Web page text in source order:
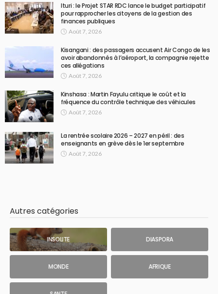
Ituri : le Projet STAR RDC lance le budget participatif
pour rapprocher les citoyens de la gestion des
finances publiques
Août 7, 2026
Kisangani : des passagers accusent Air Congo de les
avoir abandonnés à l’aéroport, la compagnie rejette
ces allégations
Août 7, 2026
Kinshasa : Martin Fayulu critique le coût et la
fréquence du contrôle technique des véhicules
Août 7, 2026
La rentrée scolaire 2026 – 2027 en péril : des
enseignants en grève dès le 1er septembre
Août 7, 2026
Autres catégories
INSOLITE DIASPORA
MONDE AFRIQUE